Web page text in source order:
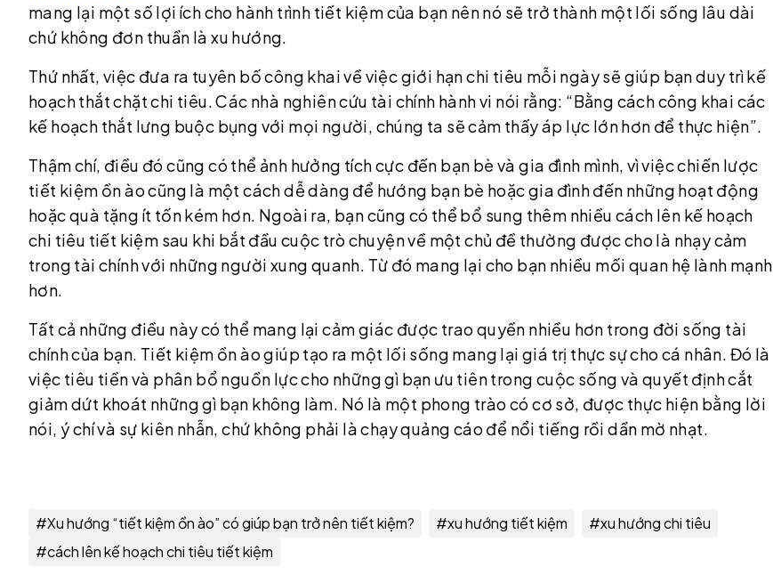
mang lại một số lợi ích cho hành trình tiết kiệm của bạn nên nó sẽ trở thành một lối sống lâu dài
chứ không đơn thuần là xu hướng.
Thứ nhất, việc đưa ra tuyên bố công khai về việc giới hạn chi tiêu mỗi ngày sẽ giúp bạn duy trì kế
hoạch thắt chặt chi tiêu. Các nhà nghiên cứu tài chính hành vi nói rằng: “Bằng cách công khai các
kế hoạch thắt lưng buộc bụng với mọi người, chúng ta sẽ cảm thấy áp lực lớn hơn để thực hiện”.
Thậm chí, điều đó cũng có thể ảnh hưởng tích cực đến bạn bè và gia đình mình, vì việc chiến lược
tiết kiệm ồn ào cũng là một cách dễ dàng để hướng bạn bè hoặc gia đình đến những hoạt động
hoặc quà tặng ít tốn kém hơn. Ngoài ra, bạn cũng có thể bổ sung thêm nhiều cách lên kế hoạch
chi tiêu tiết kiệm sau khi bắt đầu cuộc trò chuyện về một chủ đề thường được cho là nhạy cảm
trong tài chính với những người xung quanh. Từ đó mang lại cho bạn nhiều mối quan hệ lành mạnh
hơn.
Tất cả những điều này có thể mang lại cảm giác được trao quyền nhiều hơn trong đời sống tài
chính của bạn. Tiết kiệm ồn ào giúp tạo ra một lối sống mang lại giá trị thực sự cho cá nhân. Đó là
việc tiêu tiền và phân bổ nguồn lực cho những gì bạn ưu tiên trong cuộc sống và quyết định cắt
giảm dứt khoát những gì bạn không làm. Nó là một phong trào có cơ sở, được thực hiện bằng lời
nói, ý chí và sự kiên nhẫn, chứ không phải là chạy quảng cáo để nổi tiếng rồi dần mờ nhạt.
#Xu hướng “tiết kiệm ồn ào” có giúp bạn trở nên tiết kiệm? #xu hướng tiết kiệm #xu hướng chi tiêu
#cách lên kế hoạch chi tiêu tiết kiệm